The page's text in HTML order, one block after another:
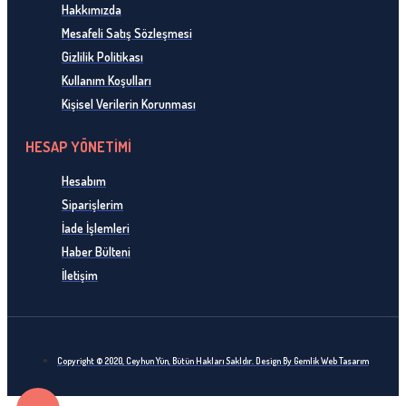
Hakkımızda
Mesafeli Satış Sözleşmesi
Gizlilik Politikası
Kullanım Koşulları
Kişisel Verilerin Korunması
HESAP YÖNETİMİ
Hesabım
Siparişlerim
İade İşlemleri
Haber Bülteni
İletişim
Copyright © 2020, Ceyhun Yün, Bütün Hakları Sakldır. Design By Gemlik Web Tasarım